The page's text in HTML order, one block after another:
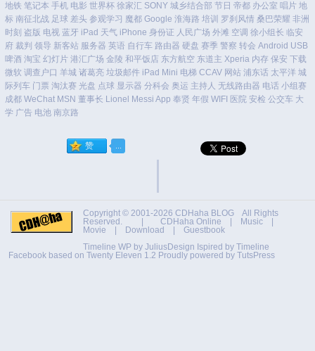
地铁 笔记本 手机 电影 世界杯 徐家汇 SONY 城乡结合部 节日 帝都 办公室 唱片 地
标 南征北战 足球 差头 参观学习 魔都 Google 淮海路 培训 罗刹风情 桑巴荣耀 非洲
时刻 盗版 电视 蓝牙 iPad 天气 iPhone 身份证 人民广场 外滩 空调 徐小组长 临安
府 裁判 领导 新客站 服务器 英语 自行车 路由器 硬盘 赛季 警察 转会 Android USB
啤酒 淘宝 幻灯片 港汇广场 金陵 和平饭店 东方航空 东道主 Xperia 内存 保安 下载
微软 调查户口 羊城 诸葛亮 垃圾邮件 iPad Mini 电梯 CCAV 网站 浦东话 太平洋 城
际列车 门票 淘汰赛 光盘 点球 显示器 分科会 奥运 主持人 无线路由器 电话 小组赛
成都 WeChat MSN 董事长 Lionel Messi App 奉贤 年假 WIFI 医院 安检 公交车 大
学 广告 电池 南京路
Copyright © 2001-2026 CDHaha BLOG All Rights
Reserved. | CDHaha Online Music
Movie
Download
Guestbook
Timeline WP by JuliusDesign Ispired by Timeline
Facebook based on Twenty Eleven 1.2 Proudly powered by TutsPress